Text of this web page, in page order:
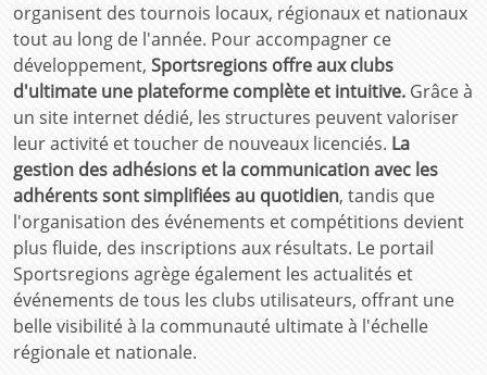
organisent des tournois locaux, régionaux et nationaux
tout au long de l'année. Pour accompagner ce
développement, Sportsregions offre aux clubs
d'ultimate une plateforme complète et intuitive. Grâce à
un site internet dédié, les structures peuvent valoriser
leur activité et toucher de nouveaux licenciés. La
gestion des adhésions et la communication avec les
adhérents sont simplifiées au quotidien, tandis que
l'organisation des événements et compétitions devient
plus fluide, des inscriptions aux résultats. Le portail
Sportsregions agrège également les actualités et
événements de tous les clubs utilisateurs, offrant une
belle visibilité à la communauté ultimate à l'échelle
régionale et nationale.